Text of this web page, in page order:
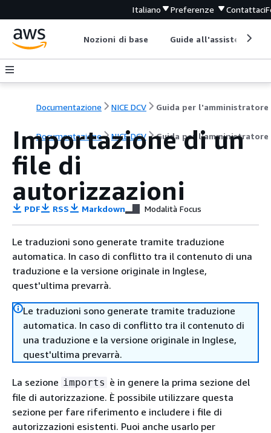
Italiano Preferenze Contattaci
Nozioni di base Guide all'assistenza
Documentazione NICE DCV Guida per l'amministratore
Documentazione NICE DCV Guida per l'amministratore
Importazione di un
file di
autorizzazioni
PDF RSS Markdown Modalità Focus
Le traduzioni sono generate tramite traduzione
automatica. In caso di conflitto tra il contenuto di una
traduzione e la versione originale in Inglese,
quest'ultima prevarrà.
Le traduzioni sono generate tramite traduzione
automatica. In caso di conflitto tra il contenuto di
una traduzione e la versione originale in Inglese,
quest'ultima prevarrà.
La sezione imports è in genere la prima sezione del
file di autorizzazione. È possibile utilizzare questa
sezione per fare riferimento e includere i file di
autorizzazioni esistenti. Puoi anche usarlo per